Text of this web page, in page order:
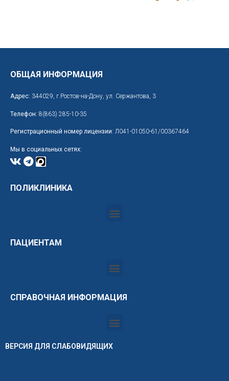
ОБЩАЯ ИНФОРМАЦИЯ
Адрес: 344029, г.Ростов-на-Дону, ул. Сержантова, 3
Телефон: 8(863) 285-10-35
Регистрационный номер лицензии: Л041-01050-61/00367464
Мы в социальных сетях:
ПОЛИКЛИНИКА
ПАЦИЕНТАМ
СПРАВОЧНАЯ ИНФОРМАЦИЯ
ВЕРСИЯ ДЛЯ СЛАБОВИДЯЩИХ